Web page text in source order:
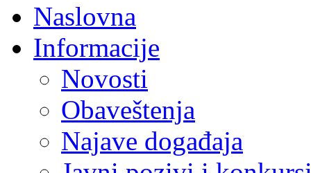
Naslovna
Informacije
Novosti
Obaveštenja
Najave događaja